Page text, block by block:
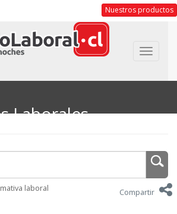
Nuestros productos
Toggle
Laborales
laboral Compartir